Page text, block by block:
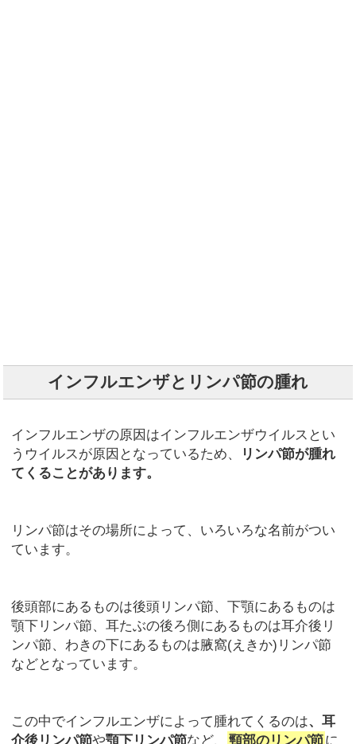
インフルエンザとリンパ節の腫れ
インフルエンザの原因はインフルエンザウイルスとい
うウイルスが原因となっているため、
リンパ節が腫れ
てくることがあります。
リンパ節はその場所によって、いろいろな名前がつい
ています。
後頭部にあるものは後頭リンパ節、下顎にあるものは
顎下リンパ節、耳たぶの後ろ側にあるものは耳介後リ
ンパ節、わきの下にあるものは腋窩(えきか)リンパ節
などとなっています。
この中でインフルエンザによって腫れてくるのは、耳
介後リンパ節や顎下リンパ節など、 頸部のリンパ節に